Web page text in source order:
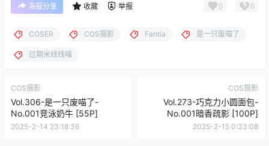
海报分享 收藏 举报 0 0
COSER COS摄影 Fantia 是一只废喵了
过期米线线喵
COS摄影
Vol.306-是一只废喵了-
No.001竞泳奶牛 [55P]
2025-2-14 23:18:36
COS摄影
Vol.273-巧克力小圆面包-
No.001暗香疏影 [100P]
2025-2-15 0:33:08